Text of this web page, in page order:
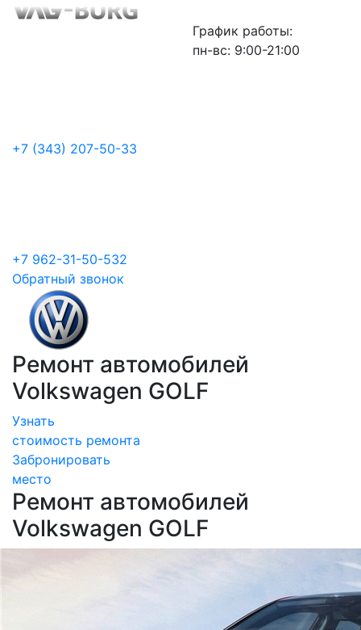
+7 (343) 207-50-33
+7 962-31-50-532
График работы:
пн-вс: 9:00-21:00
Обратный звонок
Ремонт автомобилей
Volkswagen GOLF
Узнать
стоимость ремонта
Забронировать
место
Ремонт автомобилей
Volkswagen GOLF